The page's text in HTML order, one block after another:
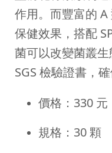
作用。而豐富的
保健效果，搭配
菌可以改變菌叢
SGS 檢驗證書，
價格：330 元
規格：30 顆